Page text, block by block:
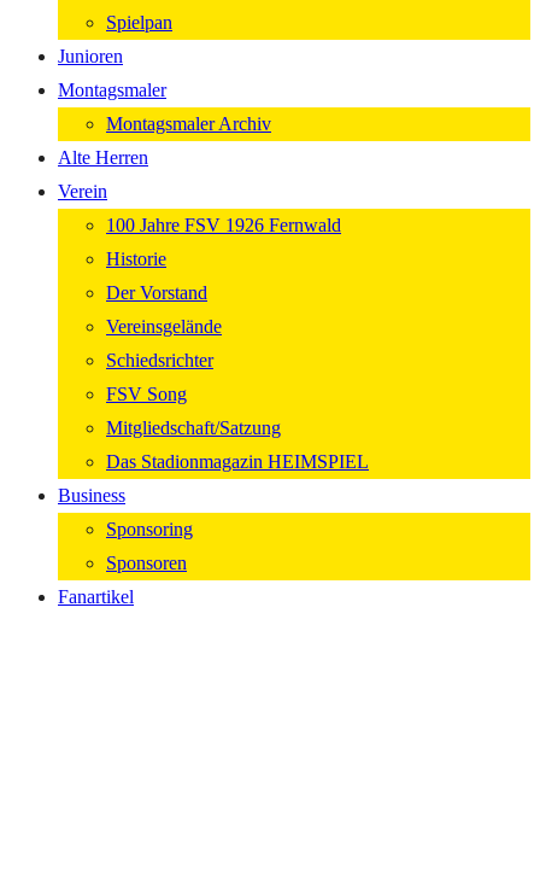
Spielpan
Junioren
Montagsmaler
Montagsmaler Archiv
Alte Herren
Verein
100 Jahre FSV 1926 Fernwald
Historie
Der Vorstand
Vereinsgelände
Schiedsrichter
FSV Song
Mitgliedschaft/Satzung
Das Stadionmagazin HEIMSPIEL
Business
Sponsoring
Sponsoren
Fanartikel